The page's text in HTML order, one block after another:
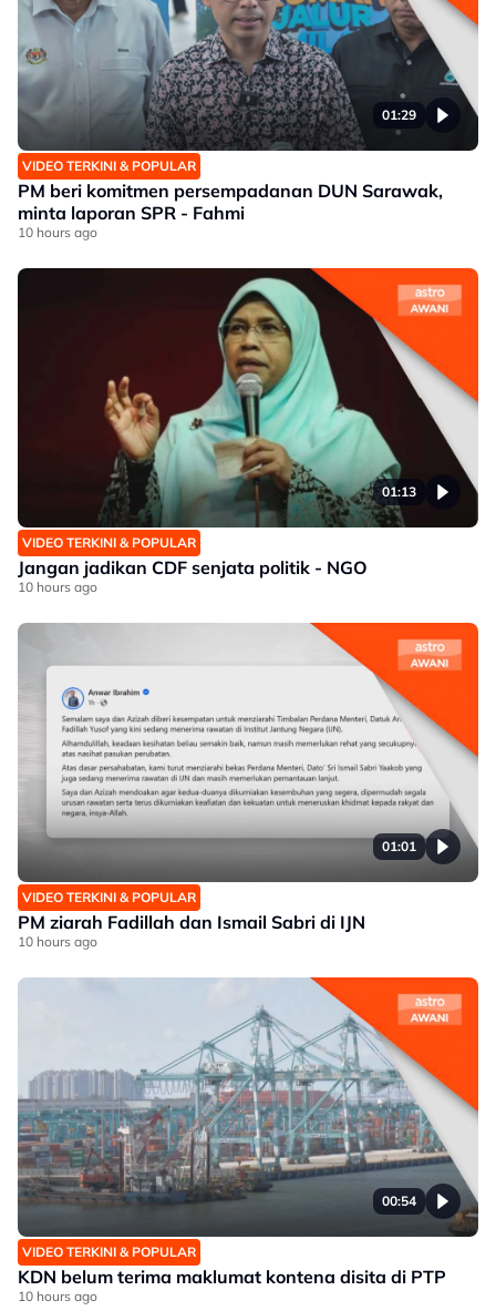
01:29
VIDEO TERKINI & POPULAR
PM beri komitmen persempadanan DUN Sarawak,
minta laporan SPR - Fahmi
10 hours ago
01:13
VIDEO TERKINI & POPULAR
Jangan jadikan CDF senjata politik - NGO
10 hours ago
01:01
VIDEO TERKINI & POPULAR
PM ziarah Fadillah dan Ismail Sabri di IJN
10 hours ago
00:54
VIDEO TERKINI & POPULAR
KDN belum terima maklumat kontena disita di PTP
10 hours ago